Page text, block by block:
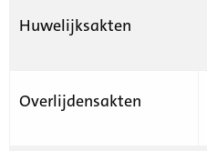
Huwelijksakten
Overlijdensakten